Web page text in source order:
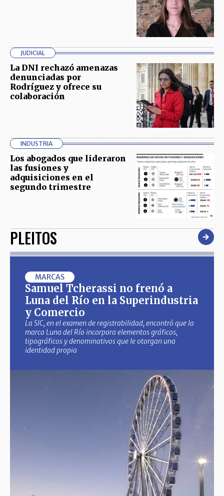
JUDICIAL
La DNI rechazó amenazas
denunciadas por
Rodríguez y ofrece su
colaboración
INDUSTRIA
Los abogados que lideraron
las fusiones y
adquisiciones en el
segundo trimestre
PLEITOS
MARCAS
Samuel Tcherassi no frenó a
Luna del Río en la Superindustria
y Comercio
La SIC, en el examen de registrabilidad, encontró que la
marca Luna del Río incorpora elementos gráficos,
tipográficos y denominativos que le otorgan una
identidad propia